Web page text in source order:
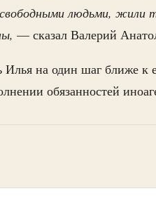
людьми, жили
— сказал Валерий
Илья на один шаг ближе к
обязанностей